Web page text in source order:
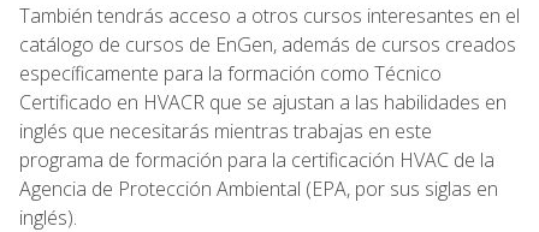
También tendrás acceso a otros cursos interesantes en el
catálogo de cursos de EnGen, además de cursos creados
específicamente para la formación como Técnico
Certificado en HVACR que se ajustan a las habilidades en
inglés que necesitarás mientras trabajas en este
programa de formación para la certificación HVAC de la
Agencia de Protección Ambiental (EPA, por sus siglas en
inglés).